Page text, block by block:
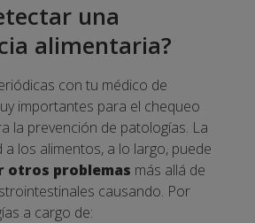
una
alimentaria?
con tu médico de
importantes para el chequeo
la prevención de patologías. La
a los alimentos, a lo largo, puede
otros problemas más allá de
causando. Por
a cargo de: